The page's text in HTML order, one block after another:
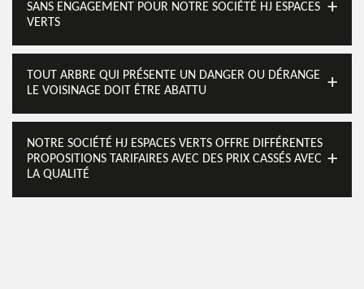
SANS ENGAGEMENT POUR NOTRE SOCIÉTÉ HJ ESPACES
VERTS
TOUT ARBRE QUI PRÉSENTE UN DANGER OU DÉRANGE
LE VOISINAGE DOIT ÊTRE ABATTU
NOTRE SOCIÉTÉ HJ ESPACES VERTS OFFRE DIFFÉRENTES
PROPOSITIONS TARIFAIRES AVEC DES PRIX CASSÉS AVEC
LA QUALITÉ